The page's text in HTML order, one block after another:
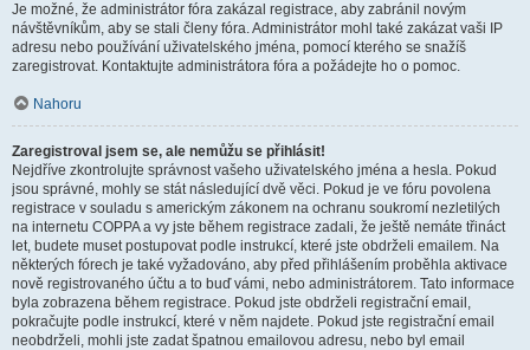
Je možné, že administrátor fóra zakázal registrace, aby zabránil novým
návštěvníkům, aby se stali členy fóra. Administrátor mohl také zakázat vaši IP
adresu nebo používání uživatelského jména, pomocí kterého se snažíš
zaregistrovat. Kontaktujte administrátora fóra a požádejte ho o pomoc.
Nahoru
Zaregistroval jsem se, ale nemůžu se přihlásit!
Nejdříve zkontrolujte správnost vašeho uživatelského jména a hesla. Pokud
jsou správné, mohly se stát následující dvě věci. Pokud je ve fóru povolena
registrace v souladu s americkým zákonem na ochranu soukromí nezletilých
na internetu COPPA a vy jste během registrace zadali, že ještě nemáte třináct
let, budete muset postupovat podle instrukcí, které jste obdrželi emailem. Na
některých fórech je také vyžadováno, aby před přihlášením proběhla aktivace
nově registrovaného účtu a to buď vámi, nebo administrátorem. Tato informace
byla zobrazena během registrace. Pokud jste obdrželi registrační email,
pokračujte podle instrukcí, které v něm najdete. Pokud jste registrační email
neobdrželi, mohli jste zadat špatnou emailovou adresu, nebo byl email